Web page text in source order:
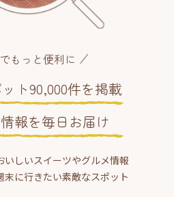
もっと便利に
ト90,000件を掲載
報を毎日お届け
いしいスイーツやグルメ情報
末に行きたい素敵なスポット